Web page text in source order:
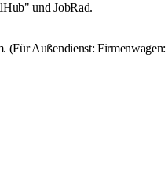
und JobRad.
(Für Außendienst: Firmenwagen: